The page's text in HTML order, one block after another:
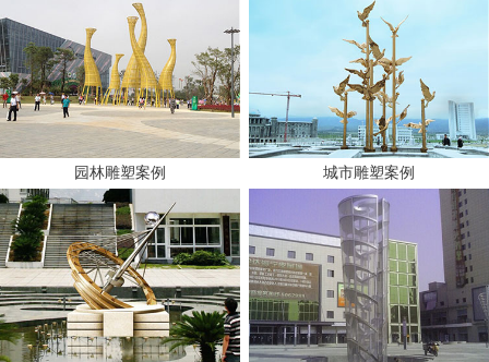
园林雕塑案例 城市雕塑案例